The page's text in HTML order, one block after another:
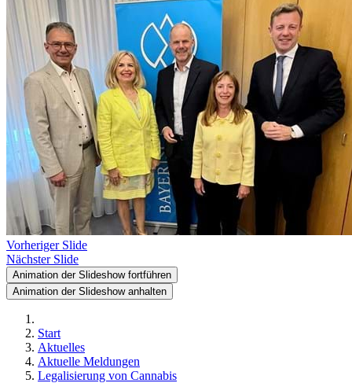
Vorheriger Slide
Nächster Slide
Animation der Slideshow fortführen
Animation der Slideshow anhalten
Start
Aktuelles
Aktuelle Meldungen
Legalisierung von Cannabis